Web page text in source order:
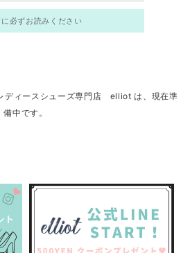
に必ずお読みください
ディースシューズ専門店 elliot は、現在準
備中です。